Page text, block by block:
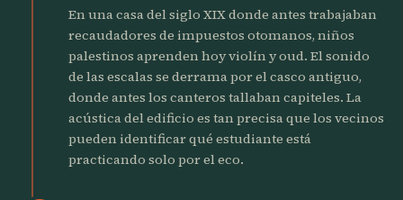
En una casa del siglo XIX donde antes trabajaban
recaudadores de impuestos otomanos, niños
palestinos aprenden hoy violín y oud. El sonido
de las escalas se derrama por el casco antiguo,
donde antes los canteros tallaban capiteles. La
acústica del edificio es tan precisa que los vecinos
pueden identificar qué estudiante está
practicando solo por el eco.